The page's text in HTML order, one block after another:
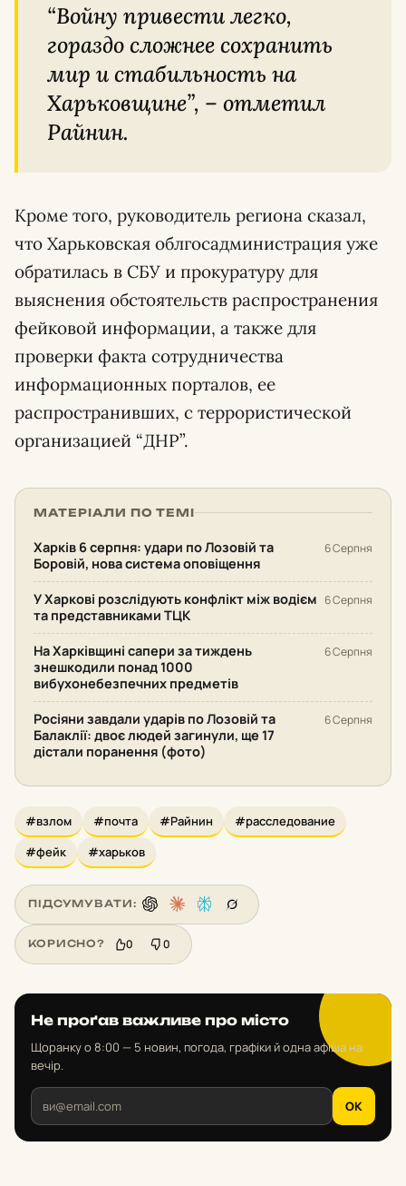
“Войну привести легко,
гораздо сложнее сохранить
мир и стабильность на
Харьковщине”, – отметил
Райнин.
Кроме того, руководитель региона сказал,
что Харьковская облгосадминистрация уже
обратилась в СБУ и прокуратуру для
выяснения обстоятельств распространения
фейковой информации, а также для
проверки факта сотрудничества
информационных порталов, ее
распространивших, с террористической
организацией “ДНР”.
МАТЕРІАЛИ ПО ТЕМІ
Харків 6 серпня: удари по Лозовій та
Боровій, нова система оповіщення
6 Серпня
У Харкові розслідують конфлікт між водієм
та представниками ТЦК
6 Серпня
На Харківщині сапери за тиждень
знешкодили понад 1000
вибухонебезпечних предметів
6 Серпня
Росіяни завдали ударів по Лозовій та
Балаклії: двоє людей загинули, ще 17
дістали поранення (фото)
6 Серпня
#взлом #почта #Райнин
#расследование
#фейк
#харьков
ПІДСУМУВАТИ:
КОРИСНО? 0 0
Не проґав важливе про місто
Щоранку о 8:00 — 5 новин, погода, графіки й одна афіша на
вечір.
OK